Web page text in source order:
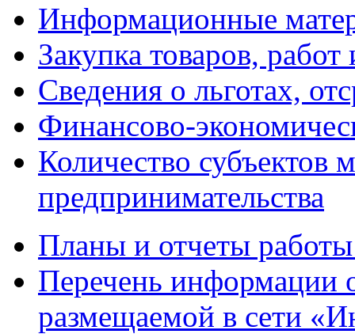
Информационные
Закупка товаров, работ
Сведения о льготах,
Финансово-
Количество субъектов
предпринимательства
Планы и отчеты
Перечень информации
размещаемой в сети